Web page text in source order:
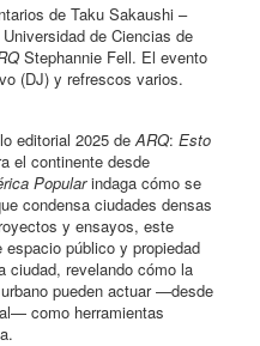
de Taku Sakaushi –
de Ciencias de
Stephannie Fell. El evento
(DJ) y refrescos varios.
editorial 2025 de ARQ: Esto
el continente desde
Popularindaga cómo se
condensa ciudades densas
y ensayos, este
público y propiedad
ciudad, revelando cómo la
pueden actuar —desde
como herramientas